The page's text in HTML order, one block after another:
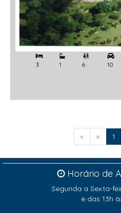
3 1

6 10
< « 1
Horário de
Segunda a Sexta-
e das 13h